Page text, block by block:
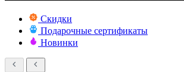
Скидки
Подарочные сертификаты
Новинки